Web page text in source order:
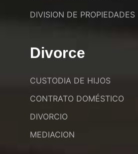
DIVISION DE PROPIEDADES
Divorce
CUSTODIA DE HIJOS
CONTRATO DOMÉSTICO
DIVORCIO
MEDIACION